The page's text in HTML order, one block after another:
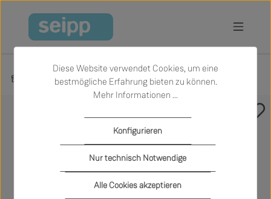
Zum Hauptinhalt springen
Produkte Licht Hängeleuchten
Diese Website verwendet Cookies, um eine
bestmögliche Erfahrung bieten zu können.
Mehr Informationen ...
Nur technisch Notwendige
Konfigurieren
Alle Cookies akzeptieren